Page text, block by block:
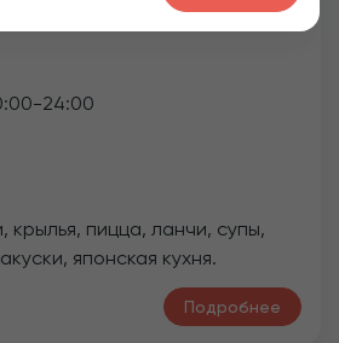
-24:00
пицца, ланчи, супы,
японская кухня.
Подробнее